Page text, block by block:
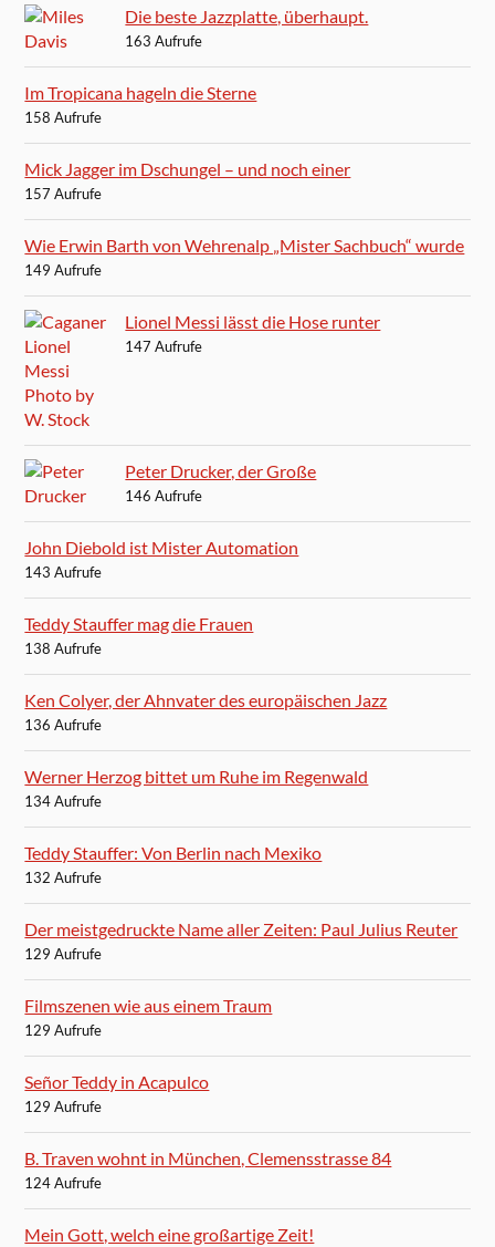
Die beste Jazzplatte, überhaupt.
163 Aufrufe
Im Tropicana hageln die Sterne
158 Aufrufe
Mick Jagger im Dschungel – und noch einer
157 Aufrufe
Wie Erwin Barth von Wehrenalp „Mister Sachbuch“ wurde
149 Aufrufe
Lionel Messi lässt die Hose runter
147 Aufrufe
Peter Drucker, der Große
146 Aufrufe
John Diebold ist Mister Automation
143 Aufrufe
Teddy Stauffer mag die Frauen
138 Aufrufe
Ken Colyer, der Ahnvater des europäischen Jazz
136 Aufrufe
Werner Herzog bittet um Ruhe im Regenwald
134 Aufrufe
Teddy Stauffer: Von Berlin nach Mexiko
132 Aufrufe
Der meistgedruckte Name aller Zeiten: Paul Julius Reuter
129 Aufrufe
Filmszenen wie aus einem Traum
129 Aufrufe
Señor Teddy in Acapulco
129 Aufrufe
B. Traven wohnt in München, Clemensstrasse 84
124 Aufrufe
Mein Gott, welch eine großartige Zeit!